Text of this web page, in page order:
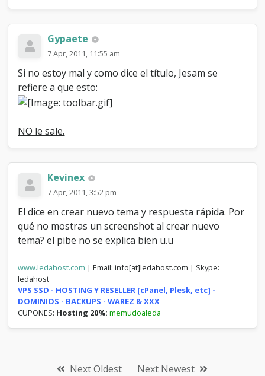
Gypaete
7 Apr, 2011, 11:55 am
Si no estoy mal y como dice el título, Jesam se
refiere a que esto:
NO le sale.
Kevinex
7 Apr, 2011, 3:52 pm
El dice en crear nuevo tema y respuesta rápida. Por
qué no mostras un screenshot al crear nuevo
tema? el pibe no se explica bien u.u
www.ledahost.com | Email: info[at]ledahost.com | Skype:
ledahost
VPS SSD - HOSTING Y RESELLER [cPanel, Plesk, etc] -
DOMINIOS - BACKUPS - WAREZ & XXX
CUPONES: Hosting 20%: memudoaleda
Next Oldest Next Newest